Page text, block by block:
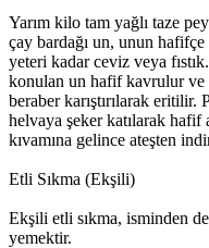
Yarım kilo tam yağlı taze
çay bardağı un, unun
yeteri kadar ceviz veya
konulan un hafif kavrulur ve
beraber karıştırılarak eritilir.
helvaya şeker katılarak hafif
kıvamına gelince ateşten
Etli Sıkma (Ekşili)
Ekşili etli sıkma, isminden
yemektir.